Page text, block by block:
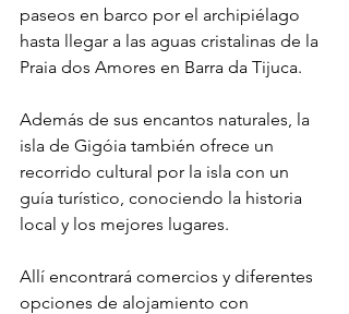
paseos en barco por el archipiélago
hasta llegar a las aguas cristalinas de la
Praia dos Amores en Barra da Tijuca.
Además de sus encantos naturales, la
isla de Gigóia también ofrece un
recorrido cultural por la isla con un
guía turístico, conociendo la historia
local y los mejores lugares.
Allí encontrará comercios y diferentes
opciones de alojamiento con